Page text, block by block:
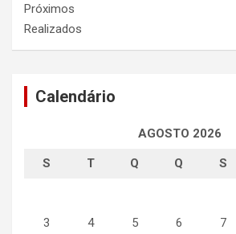
Próximos
Realizados
Calendário
AGOSTO 2026
S T Q Q S
3 4 5 6 7